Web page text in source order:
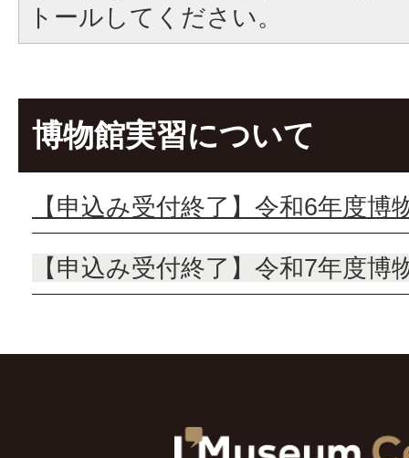
トールしてください。
博物館実習について
【申込み受付終了】令和6年度博
【申込み受付終了】令和7年度博